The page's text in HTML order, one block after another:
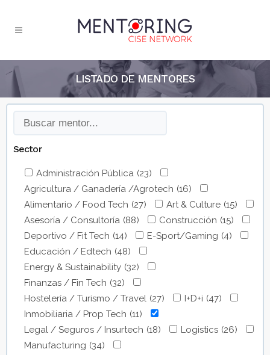
LISTADO DE MENTORES
Sector
Administración Pública (23)
Agricultura / Ganadería /Agrotech (16)
Alimentario / Food Tech (27) Art & Culture (15)
Asesoría / Consultoría (88) Construcción (15)
Deportivo / Fit Tech (14) E-Sport/Gaming (4)
Educación / Edtech (48)
Energy & Sustainability (32)
Finanzas / Fin Tech (32)
Hostelería / Turismo / Travel (27) I+D+i (47)
Inmobiliaria / Prop Tech (11)
Legal / Seguros / Insurtech (18) Logistics (26)
Manufacturing (34)